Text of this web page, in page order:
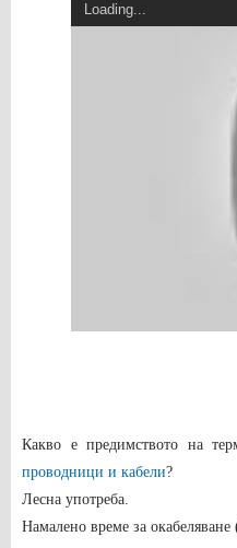
Loading...
Какво е предимството на
проводници и кабели?
Лесна употреба.
Намалено време за